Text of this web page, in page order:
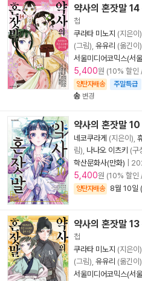
약사의 혼잣말 14
첩
쿠라타 미노지 (지은이),
(그림), 유유리 (옮긴이)
서울미디어코믹스(서
5,400원 (10% 할
양탄자배송 주말특급
송 변경
약사의 혼잣말 10
네코쿠라게 (지은이),
림), 나나오 이츠키 (구
학산문화사(만화)
5,400원 (10% 할
양탄자배송 8월 10일
약사의 혼잣말 13
첩
쿠라타 미노지 (지은이),
(그림), 유유리 (옮긴이)
서울미디어코믹스(서